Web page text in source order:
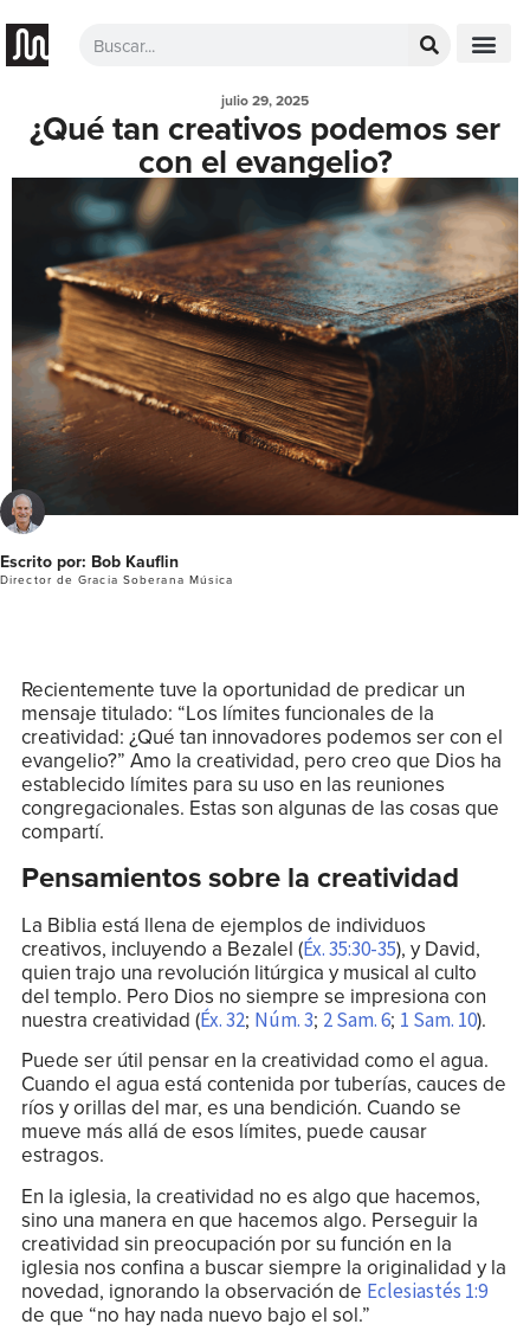
julio 29, 2025
¿Qué tan creativos podemos ser
con el evangelio?
Escrito por: Bob Kauflin
Director de Gracia Soberana Música
Recientemente tuve la oportunidad de predicar un
mensaje titulado: “Los límites funcionales de la
creatividad: ¿Qué tan innovadores podemos ser con el
evangelio?” Amo la creatividad, pero creo que Dios ha
establecido límites para su uso en las reuniones
congregacionales. Estas son algunas de las cosas que
compartí.
Pensamientos sobre la creatividad
La Biblia está llena de ejemplos de individuos
creativos, incluyendo a Bezalel (Éx. 35:30-35), y David,
quien trajo una revolución litúrgica y musical al culto
del templo. Pero Dios no siempre se impresiona con
nuestra creatividad (Éx. 32; Núm. 3; 2 Sam. 6; 1 Sam. 10).
Puede ser útil pensar en la creatividad como el agua.
Cuando el agua está contenida por tuberías, cauces de
ríos y orillas del mar, es una bendición. Cuando se
mueve más allá de esos límites, puede causar
estragos.
En la iglesia, la creatividad no es algo que hacemos,
sino una manera en que hacemos algo. Perseguir la
creatividad sin preocupación por su función en la
iglesia nos confina a buscar siempre la originalidad y la
novedad, ignorando la observación de Eclesiastés 1:9
de que “no hay nada nuevo bajo el sol.”